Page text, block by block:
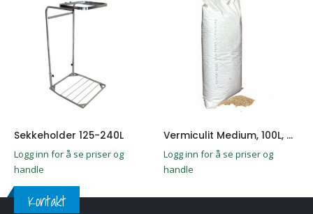
Sekkeholder 125-240L
Logg inn for å se priser og
handle
Vermiculit Medium, 100L, mediumkornet granulat
Logg inn for å se priser og
handle
Kontakt